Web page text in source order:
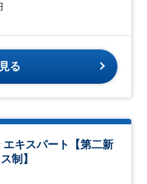
る
キスパート【第二新
制】